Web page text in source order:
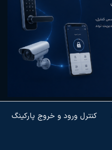
کنترل ورود و خروج پارکینگ